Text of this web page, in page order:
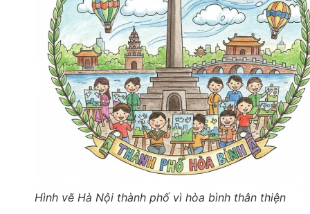
Hình vẽ Hà Nội thành phố vì hòa bình thân thiện